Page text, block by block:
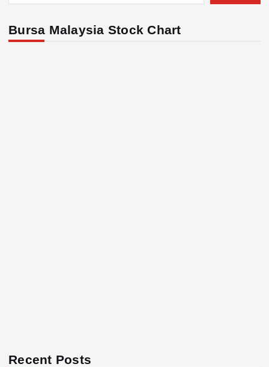
Bursa Malaysia Stock Chart
Recent Posts